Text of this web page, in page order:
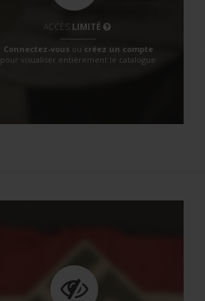
ACCÈS LIMITÉ
Connectez-vous ou créez un compte
pour visualiser entièrement le catalogue